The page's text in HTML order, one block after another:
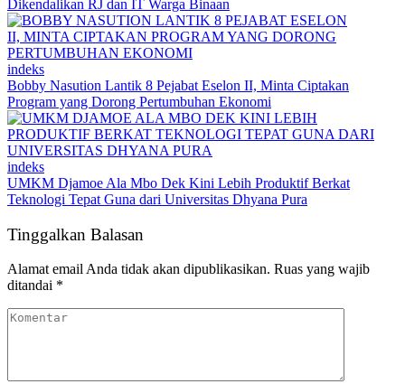
Dikendalikan RJ dan IT Warga Binaan
indeks
Bobby Nasution Lantik 8 Pejabat Eselon II, Minta Ciptakan
Program yang Dorong Pertumbuhan Ekonomi
indeks
UMKM Djamoe Ala Mbo Dek Kini Lebih Produktif Berkat
Teknologi Tepat Guna dari Universitas Dhyana Pura
Tinggalkan Balasan
Alamat email Anda tidak akan dipublikasikan. Ruas yang wajib
ditandai *